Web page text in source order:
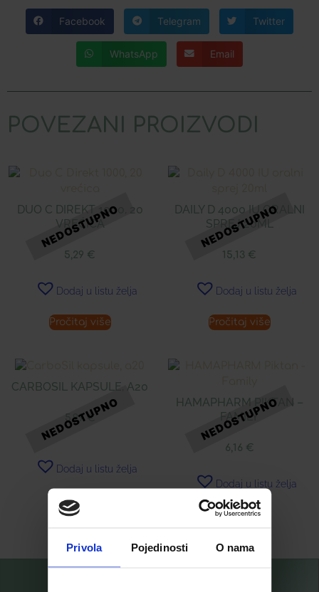
Privola Pojedinosti O nama
Facebook Telegram Twitter
WhatsApp Email
POVEZANI PROIZVODI
DUO C DIREKT 1000, 20
VREĆICA
5,29 €
Dodaj u listu želja
Pročitaj više
DAILY D 4000 IU ORALNI
SPREJ 20ML
15,13 €
Dodaj u listu želja
Pročitaj više
CARBOSIL KAPSULE, A20
5,99€
Dodaj u listu želja
Pročitaj više
HAMAPHARM PIKTAN –
FAMILY
6,16 €
Dodaj u listu želja
Pročitaj više